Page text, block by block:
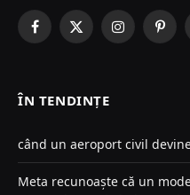
Facebook
X
Instagram
ÎN TENDINȚE
când un aeroport civil
Meta recunoaște că un